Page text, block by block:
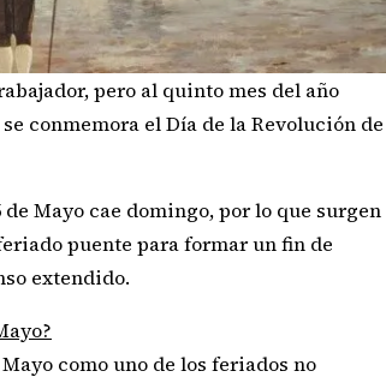
pero al quinto mes del año
conmemora el Día de la Revolución de
Mayo cae domingo, por lo que surgen
puente para formar un fin de
extendido.
como uno de los feriados no